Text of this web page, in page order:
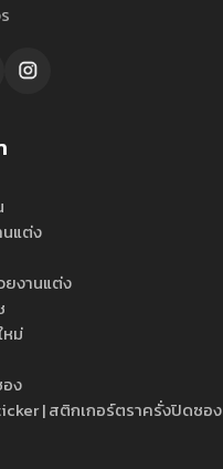
นแต่ง
ยงานแต่ง
หม่
ง
| สติกเกอร์ตราครั่งปิดซอง